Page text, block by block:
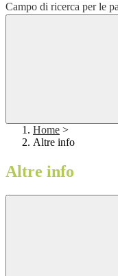
Campo di ricerca per le
Home >
Altre info
Altre info